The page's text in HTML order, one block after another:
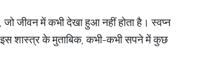
जीवन में कभी देखा हुआ नहीं होता है। स्वप्न
शास्त्र के मुताबिक, कभी-कभी सपने में कुछ